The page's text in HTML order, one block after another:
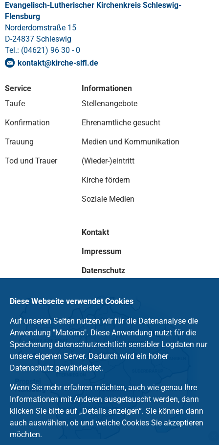
Evangelisch-Lutherischer Kirchenkreis Schleswig-
Flensburg
Norderdomstraße 15
D-24837 Schleswig
Tel.: (04621) 96 30 - 0
kontakt@kirche-slfl.de
Service
Taufe
Konfirmation
Trauung
Tod und Trauer
Informationen
Stellenangebote
Ehrenamtliche gesucht
Medien und Kommunikation
(Wieder-)eintritt
Kirche fördern
Soziale Medien
Kontakt
Impressum
Datenschutz
Diese Webseite verwendet Cookies
Auf unseren Seiten nutzen wir für die Datenanalyse die
Anwendung "Matomo". Diese Anwendung nutzt für die
Speicherung datenschutzrechtlich sensibler Logdaten nur
unsere eigenen Server. Dadurch wird ein hoher
Datenschutz gewährleistet.
Wenn Sie mehr erfahren möchten, auch wie genau Ihre
Informationen mit Anderen ausgetauscht werden, dann
klicken Sie bitte auf „Details anzeigen“. Sie können dann
auch auswählen, ob und welche Cookies Sie akzeptieren
möchten.